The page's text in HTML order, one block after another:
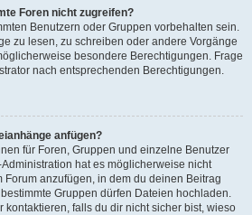
Foren nicht zugreifen?
Benutzern oder Gruppen vorbehalten sein.
zu lesen, zu schreiben oder andere Vorgänge
besondere Berechtigungen. Frage
nach entsprechenden Berechtigungen.
anfügen?
für Foren, Gruppen und einzelne Benutzer
hat es möglicherweise nicht
anzufügen, in dem du deinen Beitrag
Gruppen dürfen Dateien hochladen.
kontaktieren, falls du dir nicht sicher bist, wieso